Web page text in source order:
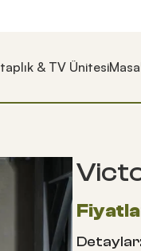
& TV Ünitesi
Detaylar: